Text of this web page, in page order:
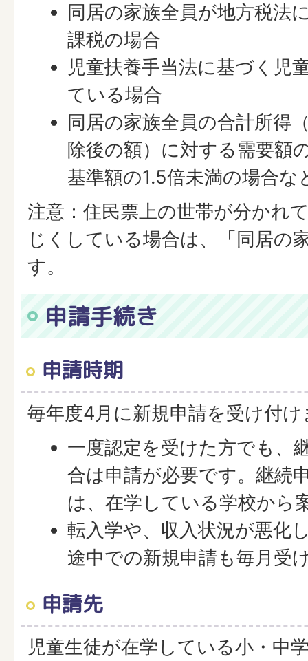
同居の家族全員が地方税法
課税の場合
児童扶養手当法に基づく児
ている場合
同居の家族全員の合計所得
除後の額）に対する需要額
基準額の1.5倍未満の場合な
注意：住民票上の世帯が分かれ
じくしている場合は、「同居の
す。
申請手続き
申請時期
毎年度4月に新規申請を受け付け
一度認定を受けた方でも、
合は申請が必要です。継続
は、在学している学校から
転入学や、収入状況が悪化
途中での新規申請も毎月受
申請先
児童生徒が在学している小・中